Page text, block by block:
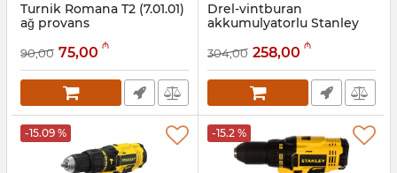
Turnik Romana T2 (7.01.01)
ağ provans
001002049
90,00 75,00 ₼
Drel-vintburan
akkumulyatorlu Stanley
Artikul: 018000079
304,00 258,00 ₼
-15.09 % -15.2 %